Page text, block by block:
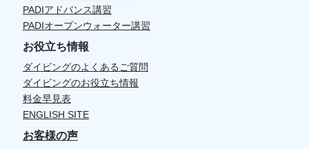
PADIアドバンス講習
PADIオープンウォーター講習
お役立ち情報
ダイビングのよくあるご質問
ダイビングのお役立ち情報
料金早見表
ENGLISH SITE
お客様の声